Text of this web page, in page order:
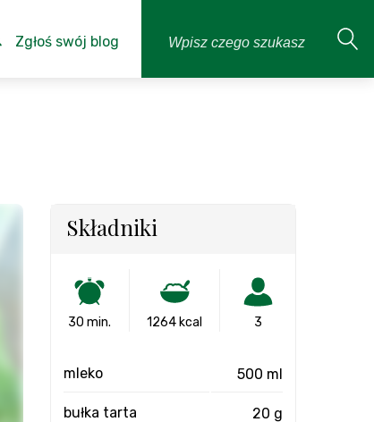
Zgłoś swój blog
Składniki
30 min. 1264 kcal 3
mleko 500 ml
bułka tarta 20 g